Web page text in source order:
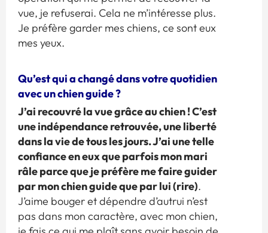
vue, je refuserai. Cela ne m’intéresse plus.
Je préfère garder mes chiens, ce sont eux
mes yeux.
Qu’est qui a changé dans votre quotidien
avec un chien guide ?
J’ai recouvré la vue grâce au chien ! C’est
une indépendance retrouvée, une liberté
dans la vie de tous les jours. J’ai une telle
confiance en eux que parfois mon mari
râle parce que je préfère me faire guider
par mon chien guide que par lui (rire).
J’aime bouger et dépendre d’autrui n’est
pas dans mon caractère, avec mon chien,